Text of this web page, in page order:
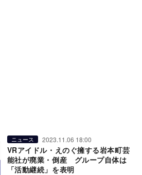
ニュース 2023.11.06 18:00
VRアイドル・えのぐ擁する岩本町芸
能社が廃業・倒産 グループ自体は
「活動継続」を表明